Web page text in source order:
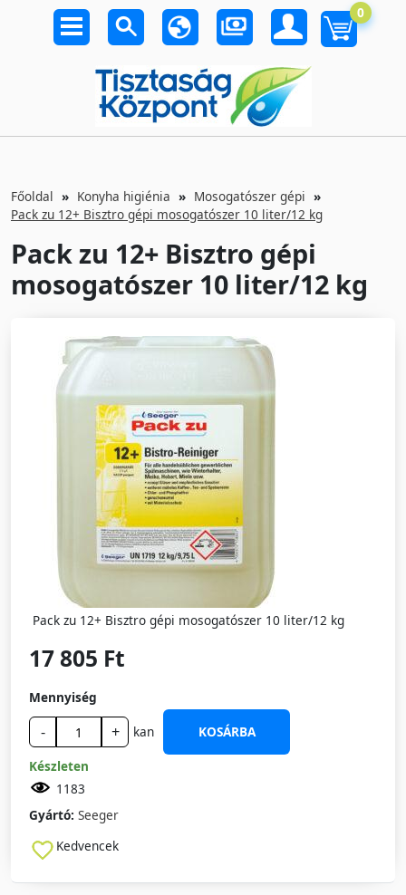
0
Főoldal Konyha higiénia
Mosogatószer gépi
Pack zu 12+ Bisztro gépi mosogatószer 10 liter/12 kg
Pack zu 12+ Bisztro gépi
mosogatószer 10 liter/12 kg
Pack zu 12+ Bisztro gépi mosogatószer 10 liter/12 kg
17 805 Ft
Mennyiség
- + kan
KOSÁRBA
Készleten
1183
Gyártó: Seeger
Kedvencek